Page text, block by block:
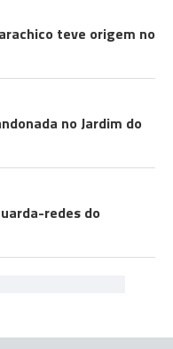
teve origem no
no Jardim do
redes do